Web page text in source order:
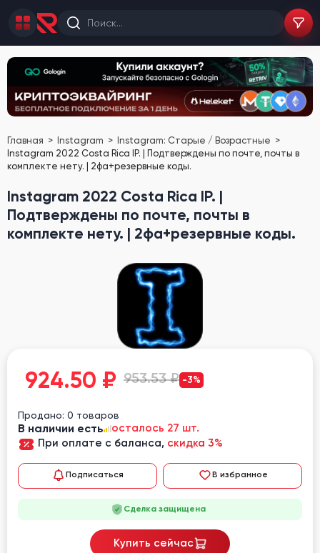
Главная Instagram
Instagram: Старые / Возрастные
Instagram 2022 Costa Rica IP. | Подтверждены по почте, почты в
комплекте нету. | 2фа+резервные коды.
Instagram 2022 Costa Rica IP. |
Подтверждены по почте, почты в
комплекте нету. | 2фа+резервные коды.
924.50 ₽ 953.53 ₽ -3%
Продано: 0 товаров
В наличии есть
осталось 27 шт.
При оплате с баланса, скидка 3%
Подписаться В избранное
Сделка защищена
Купить сейчас